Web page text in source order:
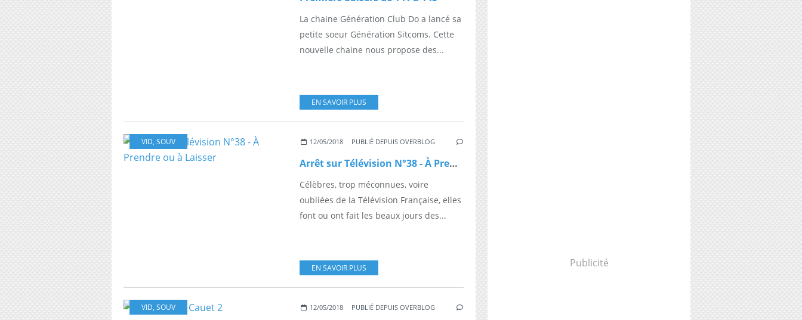
La chaine Génération Club Do a lancé sa
petite soeur Génération Sitcoms. Cette
nouvelle chaine nous propose des...
EN SAVOIR PLUS
VID, SOUV 12/05/2018 PUBLIÉ DEPUIS OVERBLOG
Arrêt sur Télévision N°38 - À Prendre ou à Laisser
Célèbres, trop méconnues, voire
oubliées de la Télévision Française, elles
font ou ont fait les beaux jours des...
EN SAVOIR PLUS
VID, SOUV 12/05/2018 PUBLIÉ DEPUIS OVERBLOG
Publicité